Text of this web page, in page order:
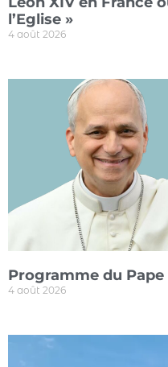
l’Eglise »
4 août 2026
Programme du Pape
4 août 2026